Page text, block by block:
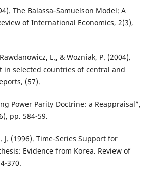
The Balassa‐Samuelson Model: A
of International Economics, 2(3),
L., & Wozniak, P. (2004).
in selected countries of central and
(57).
Power Parity Doctrine: a Reappraisal”,
pp. 584-59.
J. (1996). Time‐Series Support for
Evidence from Korea. Review of
370.